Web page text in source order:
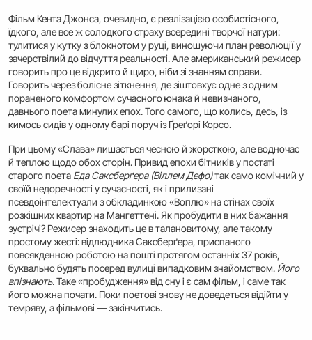
Фільм Кента Джонса, очевидно, є реалізацією особистісного,
їдкого, але все ж солодкого страху всередині творчої натури:
тулитися у кутку з блокнотом у руці, виношуючи план революції у
зачерствілий до відчуття реальності. Але американський режисер
говорить про це відкрито й щиро, ніби зі знанням справи.
Говорить через болісне зіткнення, де зіштовхує одне з одним
пораненого комфортом сучасного юнака й невизнаного,
давнього поета минулих епох. Того самого, що колись, десь, із
кимось сидів у одному барі поруч із Ґреґорі Корсо.
При цьому «Слава» лишається чесною й жорсткою, але водночас
й теплою щодо обох сторін. Привид епохи бітників у постаті
старого поета Еда Саксберґера (Віллем Дефо)так само комічний у
своїй недоречності у сучасності, як і прилизані
псевдоінтелектуали з обкладинкою «Воплю» на стінах своїх
розкішних квартир на Мангеттені. Як пробудити в них бажання
зустрічі? Режисер знаходить це в талановитому, але такому
простому жесті: відлюдника Саксберґера, приспаного
повсякденною роботою на пошті протягом останніх 37 років,
буквально будять посеред вулиці випадковим знайомством. Його
впізнають.Таке «пробудження» від сну і є сам фільм, і саме так
його можна почати. Поки поетові знову не доведеться відійти у
темряву, а фільмові — закінчитись.